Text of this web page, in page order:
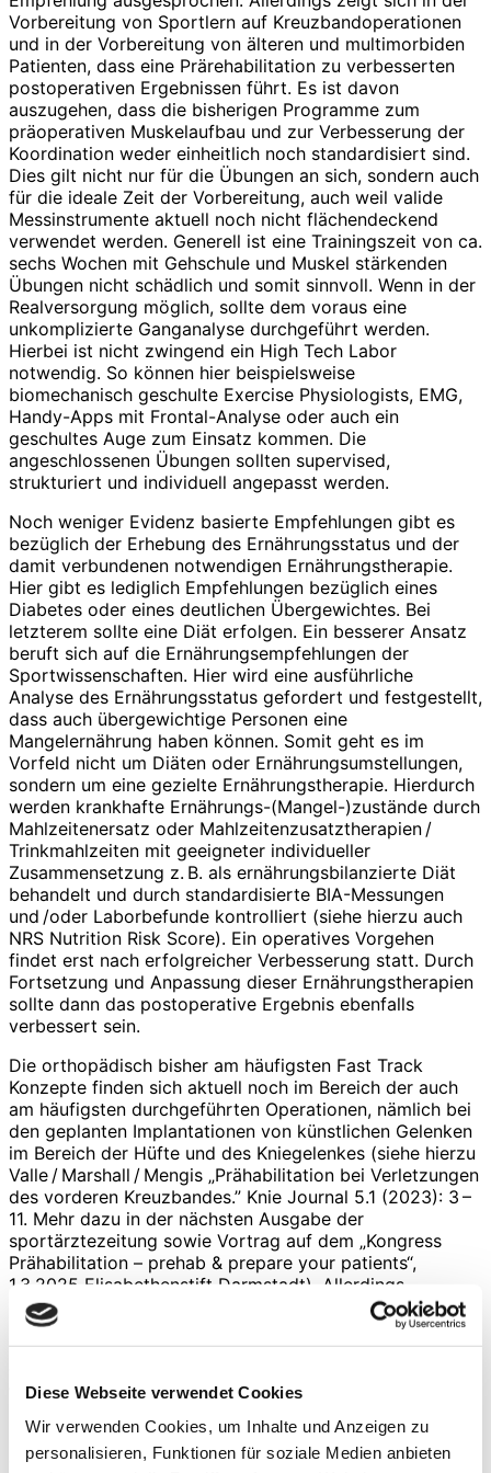
Diese Webseite verwendet Cookies
Wir verwenden Cookies, um Inhalte und Anzeigen zu
personalisieren, Funktionen für soziale Medien anbieten
Vorbereitung von Sportlern auf Kreuzbandoperationen
und in der Vorbereitung von älteren und multimorbiden
Patienten, dass eine Prärehabilitation zu verbesserten
postoperativen Ergebnissen führt. Es ist davon
auszugehen, dass die bisherigen Programme zum
präoperativen Muskelaufbau und zur Verbesserung der
Koordination weder einheitlich noch standardisiert sind.
Dies gilt nicht nur für die Übungen an sich, sondern auch
für die ideale Zeit der Vorbereitung, auch weil valide
Messinstrumente aktuell noch nicht flächendeckend
verwendet werden. Generell ist eine Trainingszeit von ca.
sechs Wochen mit Gehschule und Muskel stärkenden
Übungen nicht schädlich und somit sinnvoll. Wenn in der
Realversorgung möglich, sollte dem voraus eine
unkomplizierte Ganganalyse durchgeführt werden.
Hierbei ist nicht zwingend ein High Tech Labor
notwendig. So können hier beispielsweise
biomechanisch geschulte Exercise Physiologists, EMG,
Handy-Apps mit Frontal-Analyse oder auch ein
geschultes Auge zum Einsatz kommen. Die
angeschlossenen Übungen sollten supervised,
strukturiert und individuell angepasst werden.
Noch weniger Evidenz basierte Empfehlungen gibt es
bezüglich der Erhebung des Ernährungsstatus und der
damit verbundenen notwendigen Ernährungstherapie.
Hier gibt es lediglich Empfehlungen bezüglich eines
Diabetes oder eines deutlichen Übergewichtes. Bei
letzterem sollte eine Diät erfolgen. Ein besserer Ansatz
beruft sich auf die Ernährungsempfehlungen der
Sportwissenschaften. Hier wird eine ausführliche
Analyse des Ernährungsstatus gefordert und festgestellt,
dass auch übergewichtige Personen eine
Mangelernährung haben können. Somit geht es im
Vorfeld nicht um Diäten oder Ernährungsumstellungen,
sondern um eine gezielte Ernährungstherapie. Hierdurch
werden krankhafte Ernährungs-(Mangel-)zustände durch
Mahlzeitenersatz oder Mahlzeitenzusatztherapien /
Trinkmahlzeiten mit geeigneter individueller
Zusammensetzung z. B. als ernährungsbilanzierte Diät
behandelt und durch standardisierte BIA-Messungen
und /oder Laborbefunde kontrolliert (siehe hierzu auch
NRS Nutrition Risk Score). Ein operatives Vorgehen
findet erst nach erfolgreicher Verbesserung statt. Durch
Fortsetzung und Anpassung dieser Ernährungstherapien
sollte dann das postoperative Ergebnis ebenfalls
verbessert sein.
Die orthopädisch bisher am häufigsten Fast Track
Konzepte finden sich aktuell noch im Bereich der auch
am häufigsten durchgeführten Operationen, nämlich bei
den geplanten Implantationen von künstlichen Gelenken
im Bereich der Hüfte und des Kniegelenkes (siehe hierzu
Valle / Marshall / Mengis „Prähabilitation bei Verletzungen
des vorderen Kreuzbandes.” Knie Journal 5.1 (2023): 3 –
11. Mehr dazu in der nächsten Ausgabe der
sportärztezeitung sowie Vortrag auf dem „Kongress
Prähabilitation – prehab & prepare your patients“,
1.3.2025 Elisabethenstift Darmstadt). Allerdings
erweitert sich der interdis­ziplinäre Behand­-
lungsansatz als Fast Track Konzept zusehends vermehrt
in fast alle Bereiche der Orthopädie. Hier kann als
Wirbelsäulenchirurgie genannt werden. Auch die
Patienten bei Wirbelsäulenversteifungen können von
interdisziplinären Konzepten profitieren. Betrachtet man
die Konsenspapiere im Vergleich, so zeigen sich kleinere